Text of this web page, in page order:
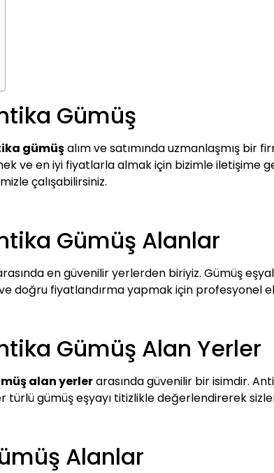
Gümüş
gümüşalım ve satımında uzmanlaşmış bir
ve en iyi fiyatlarla almak için bizimle iletişime
çalışabilirsiniz.
Gümüş Alanlar
en güvenilir yerlerden biriyiz. Gümüş
doğru fiyatlandırma yapmak için profesyonel
Gümüş Alan Yerler
alan yerlerarasında güvenilir bir isimdir.
türlü gümüş eşyayı titizlikle değerlendirerek
Alanlar